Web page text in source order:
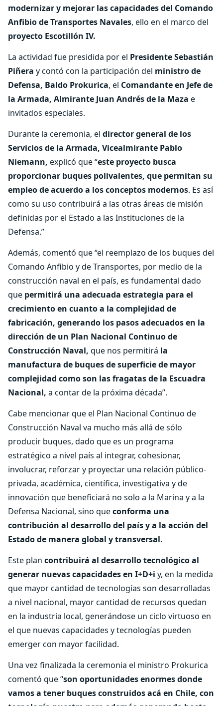
modernizar y mejorar las capacidades del Comando
Anfibio de Transportes Navales, ello en el marco del
proyecto Escotillón IV.
La actividad fue presidida por el Presidente Sebastián
Piñera y contó con la participación del ministro de
Defensa, Baldo Prokurica, el Comandante en Jefe de
la Armada, Almirante Juan Andrés de la Maza e
invitados especiales.
Durante la ceremonia, el director general de los
Servicios de la Armada, Vicealmirante Pablo
Niemann, explicó que “este proyecto busca
proporcionar buques polivalentes, que permitan su
empleo de acuerdo a los conceptos modernos. Es así
como su uso contribuirá a las otras áreas de misión
definidas por el Estado a las Instituciones de la
Defensa.”
Además, comentó que “el reemplazo de los buques del
Comando Anfibio y de Transportes, por medio de la
construcción naval en el país, es fundamental dado
que permitirá una adecuada estrategia para el
crecimiento en cuanto a la complejidad de
fabricación, generando los pasos adecuados en la
dirección de un Plan Nacional Continuo de
Construcción Naval, que nos permitirá la
manufactura de buques de superficie de mayor
complejidad como son las fragatas de la Escuadra
Nacional, a contar de la próxima década”.
Cabe mencionar que el Plan Nacional Continuo de
Construcción Naval va mucho más allá de sólo
producir buques, dado que es un programa
estratégico a nivel país al integrar, cohesionar,
involucrar, reforzar y proyectar una relación público-
privada, académica, científica, investigativa y de
innovación que beneficiará no solo a la Marina y a la
Defensa Nacional, sino queconforma una
contribución al desarrollo del país y a la acción del
Estado de manera global y transversal.
Este plan contribuirá al desarrollo tecnológico al
generar nuevas capacidades en I+D+i y, en la medida
que mayor cantidad de tecnologías son desarrolladas
a nivel nacional, mayor cantidad de recursos quedan
en la industria local, generándose un ciclo virtuoso en
el que nuevas capacidades y tecnologías pueden
emerger con mayor facilidad.
Una vez finalizada la ceremonia el ministro Prokurica
comentó que “son oportunidades enormes donde
vamos a tener buques construidos acá en Chile, con